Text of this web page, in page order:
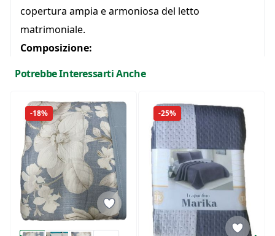
copertura ampia e armoniosa del letto
matrimoniale.
Composizione:
Potrebbe Interessarti Anche
-18% -25%